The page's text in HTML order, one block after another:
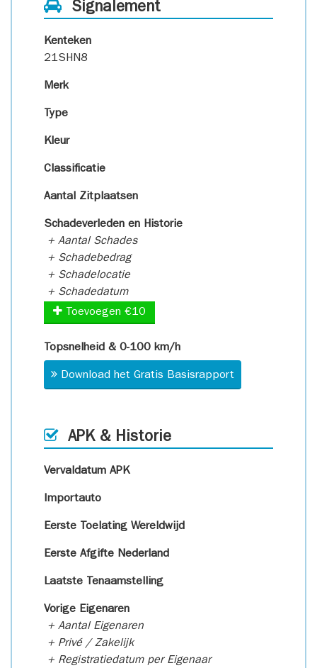
Signalement
Kenteken
21SHN8
Merk
Type
Kleur
Classificatie
Aantal Zitplaatsen
Schadeverleden en Historie
+ Aantal Schades
+ Schadebedrag
+ Schadelocatie
+ Schadedatum
Toevoegen €10
Topsnelheid & 0-100 km/h
Download het Gratis Basisrapport
APK & Historie
Vervaldatum APK
Importauto
Eerste Toelating Wereldwijd
Eerste Afgifte Nederland
Laatste Tenaamstelling
Vorige Eigenaren
+ Aantal Eigenaren
+ Privé / Zakelijk
+ Registratiedatum per Eigenaar